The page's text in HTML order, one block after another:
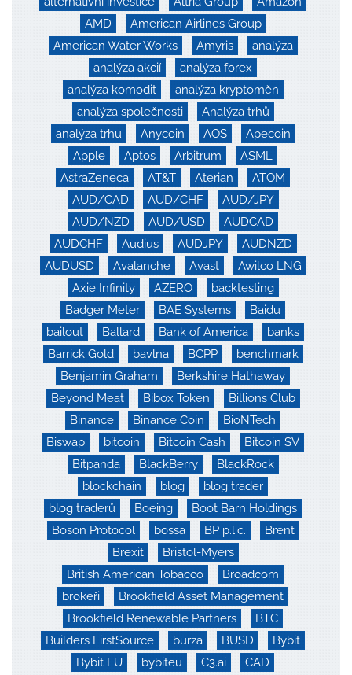
AMD
American Airlines Group
American Water Works
Amyris
analýza
analýza akcií
analýza forex
analýza komodit
analýza kryptoměn
analýza společnosti
Analýza trhů
analýza trhu
Anycoin AOS
Apecoin
Apple
Aptos Arbitrum
ASML
AstraZeneca
AT&T Aterian
ATOM
AUD/CAD
AUD/CHF
AUD/JPY
AUD/NZD
AUD/USD
AUDCAD
AUDCHF
Audius AUDJPY
AUDNZD
AUDUSD
Avalanche Avast
Awilco LNG
Axie Infinity
AZERO
backtesting
Badger Meter
BAE Systems
Baidu
bailout
Ballard Bank of America
banks
Barrick Gold
bavlna BCPP
benchmark
Benjamin Graham
Berkshire Hathaway
Beyond Meat
Bibox Token
Billions Club
Binance
Binance Coin
BioNTech
Biswap
bitcoin Bitcoin Cash
Bitcoin SV
Bitpanda
BlackBerry
BlackRock
blockchain
blog
blog trader
blog traderů
Boeing
Boot Barn Holdings
Boson Protocol
bossa BP p.l.c.
Brent
Brexit
Bristol-Myers
British American Tobacco
Broadcom
brokeři
Brookfield Asset Management
Brookfield Renewable Partners
BTC
Builders FirstSource
burza BUSD
Bybit
Bybit EU
bybiteu C3.ai
CAD